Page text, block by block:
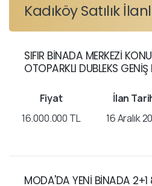
Kadıköy Satılık
SIFIR BİNADA MERKEZİ
OTOPARKLI DUBLEKS GENİŞ
16.000.000 TL 16 Aralık
MODA'DA YENİ BİNADA 2+1